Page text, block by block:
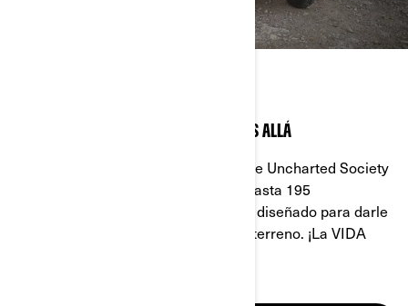
CON MILLAS POR DELANTE Y MUCHO MÁS ALLÁ
Vuelva a vivir los viajes todoterreno de Uncharted Society
en su propio Can-Am Maverick X3. Hasta 195
poderosísimos caballos en un chasis diseñado para darle
energía a cualquier experiencia todoterreno. ¡La VIDA